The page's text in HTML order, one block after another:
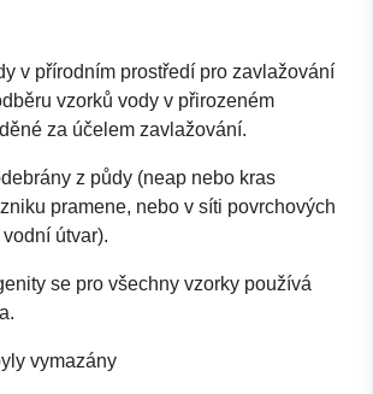
v přírodním prostředí pro zavlažování
vzorků vody v přirozeném
za účelem zavlažování.
z půdy (neap nebo kras
pramene, nebo v síti povrchových
útvar).
se pro všechny vzorky používá
vymazány